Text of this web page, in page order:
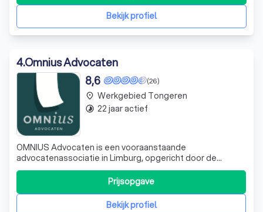
technologieën om ervoor te zorgen dat
Bekijk profiel
4.Omnius Advocaten
(26)
8,6
OMNIUS Advocaten is een vooraanstaande
advocatenassociatie in Limburg, opgericht door de
pioniers Mr. Jean Daenen, Mr. Alex Arts en Mr. Albert
Bijnens. Met meer dan 50 jaar ervaring, onderscheiden we
ons door onze toewijding aan uitmuntendheid en onze
diepgaande kennis van diverse juridische domeine
Bekijk profiel
Prijsopgave
place Werkgebied Tongeren
timelapse 22 jaar actief